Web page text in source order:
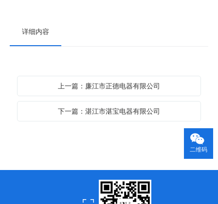
详细内容
上一篇：廉江市正德电器有限公司
下一篇：湛江市湛宝电器有限公司
二维码